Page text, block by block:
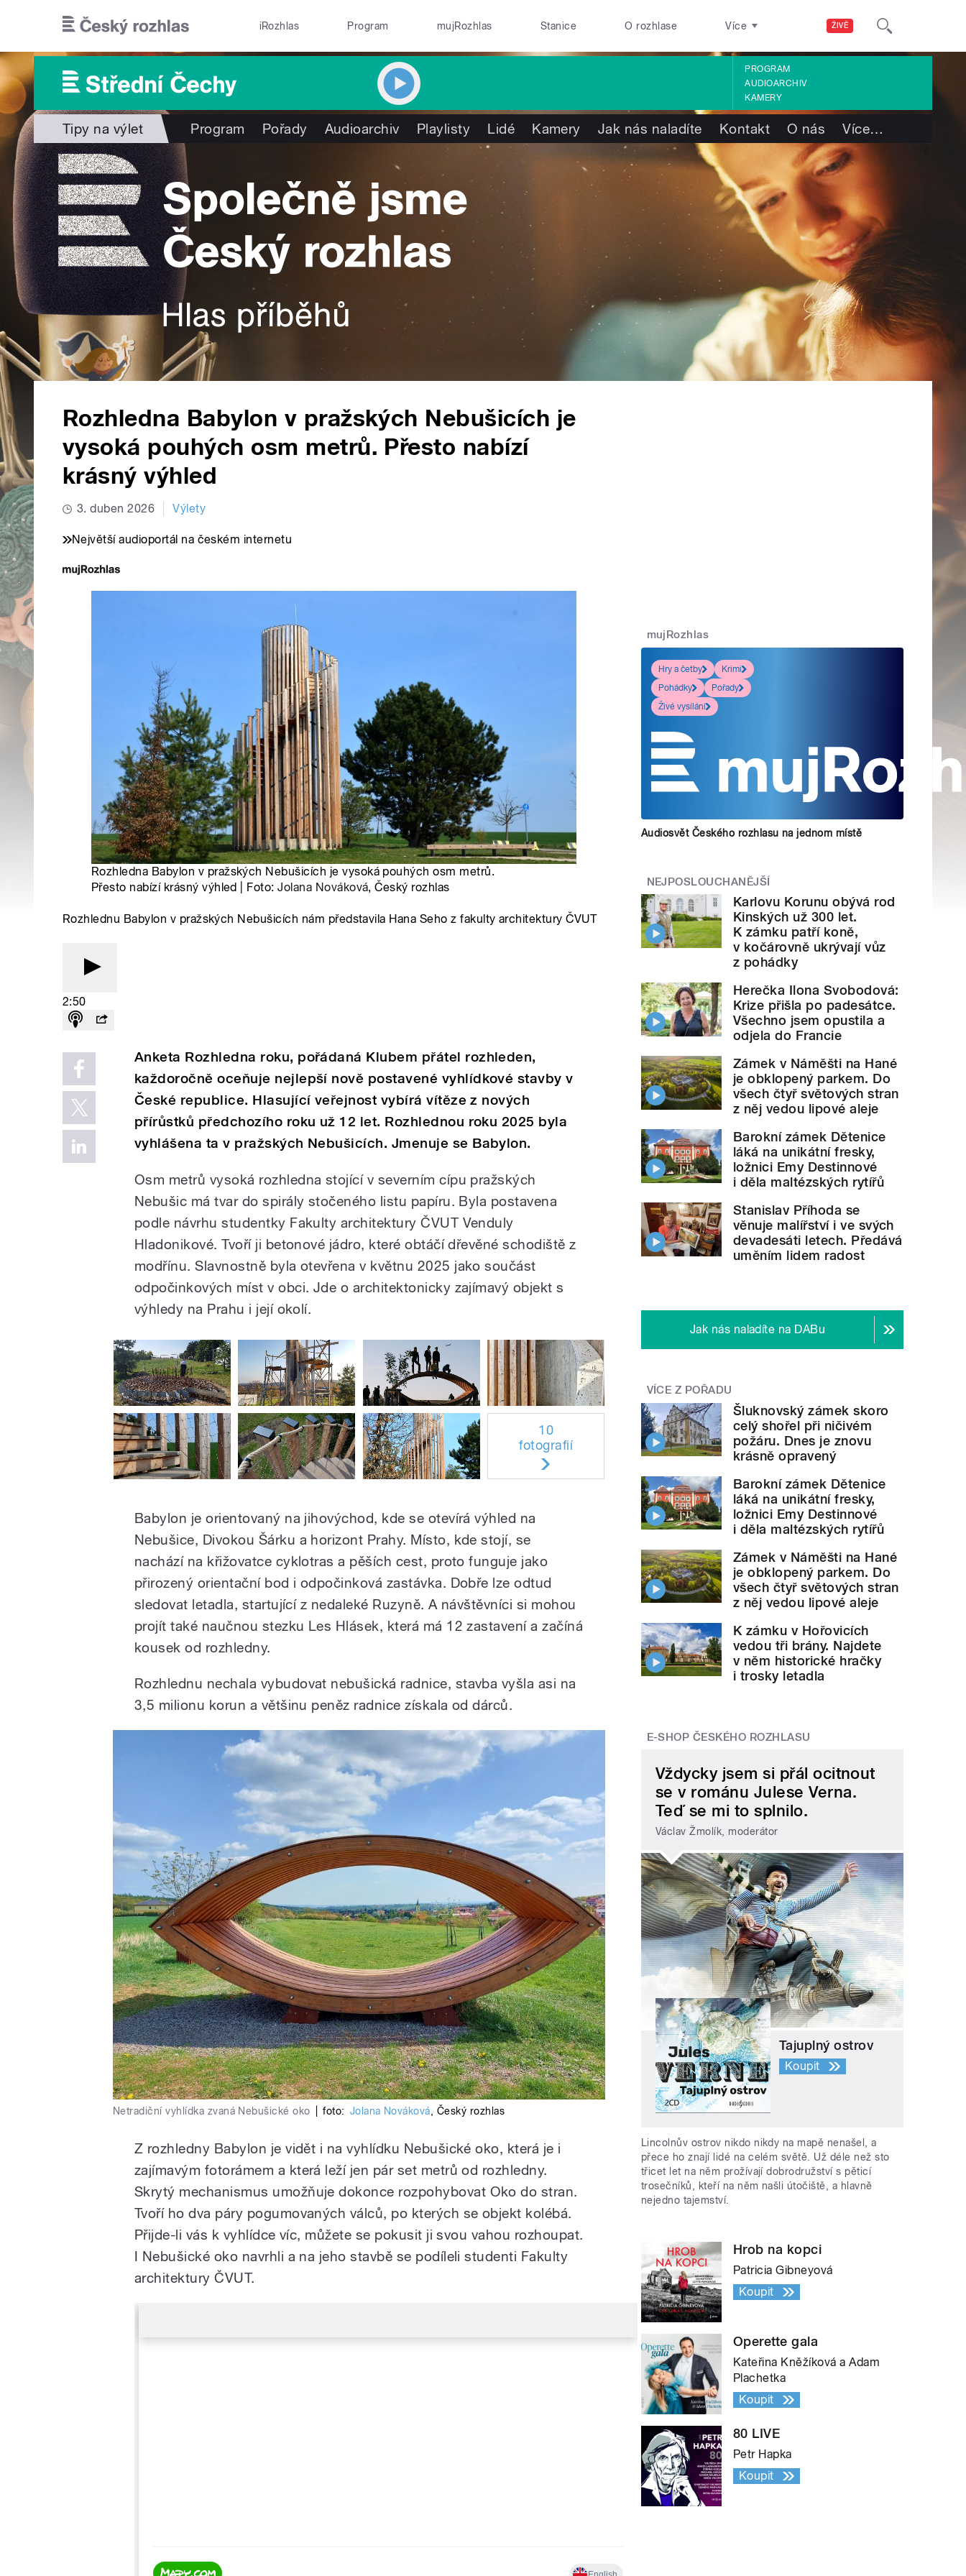
ŽIVĚ
iRozhlas Program mujRozhlas Stanice O rozhlase Více
PROGRAM
AUDIOARCHIV
KAMERY
Tipy na výlet Program Pořady Audioarchiv Playlisty Lidé Kamery Jak nás naladíte Kontakt O nás Více…
Rozhledna Babylon v pražských Nebušicích je
vysoká pouhých osm metrů. Přesto nabízí
krásný výhled
3. duben 2026 Výlety
Největší audioportál na českém internetu
Rozhledna Babylon v pražských Nebušicích je vysoká pouhých osm metrů.
Přesto nabízí krásný výhled | Foto:Jolana Nováková, Český rozhlas
Rozhlednu Babylon v pražských Nebušicích nám představila Hana Seho z fakulty architektury ČVUT
2:50
Anketa Rozhledna roku, pořádaná Klubem přátel rozhleden,
každoročně oceňuje nejlepší nově postavené vyhlídkové stavby v
České republice. Hlasující veřejnost vybírá vítěze z nových
přírůstků předchozího roku už 12 let. Rozhlednou roku 2025 byla
vyhlášena ta v pražských Nebušicích. Jmenuje se Babylon.
Osm metrů vysoká rozhledna stojící v severním cípu pražských
Nebušic má tvar do spirály stočeného listu papíru. Byla postavena
podle návrhu studentky Fakulty architektury ČVUT Venduly
Hladonikové. Tvoří ji betonové jádro, které obtáčí dřevěné schodiště z
modřínu. Slavnostně byla otevřena v květnu 2025 jako součást
odpočinkových míst v obci. Jde o architektonicky zajímavý objekt s
výhledy na Prahu i její okolí.
10
fotografií
Babylon je orientovaný na jihovýchod, kde se otevírá výhled na
Nebušice, Divokou Šárku a horizont Prahy. Místo, kde stojí, se
nachází na křižovatce cyklotras a pěších cest, proto funguje jako
přirozený orientační bod i odpočinková zastávka. Dobře lze odtud
sledovat letadla, startující z nedaleké Ruzyně. A návštěvníci si mohou
projít také naučnou stezku Les Hlásek, která má 12 zastavení a začíná
kousek od rozhledny.
Rozhlednu nechala vybudovat nebušická radnice, stavba vyšla asi na
3,5 milionu korun a většinu peněz radnice získala od dárců.
Netradiční vyhlídka zvaná Nebušické oko foto: Jolana Nováková, Český rozhlas
Z rozhledny Babylon je vidět i na vyhlídku Nebušické oko, která je i
zajímavým fotorámem a která leží jen pár set metrů od rozhledny.
Skrytý mechanismus umožňuje dokonce rozpohybovat Oko do stran.
Tvoří ho dva páry pogumovaných válců, po kterých se objekt kolébá.
Přijde-li vás k vyhlídce víc, můžete se pokusit ji svou vahou rozhoupat.
I Nebušické oko navrhli a na jeho stavbě se podíleli studenti Fakulty
architektury ČVUT.
mujRozhlas
Hry a četby
Krimi
Pohádky
Pořady
Živé vysílání
Audiosvět Českého rozhlasu na jednom místě
NEJPOSLOUCHANĚJŠÍ
Karlovu Korunu obývá rod
Kinských už 300 let.
K zámku patří koně,
v kočárovně ukrývají vůz
z pohádky
Herečka Ilona Svobodová:
Krize přišla po padesátce.
Všechno jsem opustila a
odjela do Francie
Zámek v Náměšti na Hané
je obklopený parkem. Do
všech čtyř světových stran
z něj vedou lipové aleje
Barokní zámek Dětenice
láká na unikátní fresky,
ložnici Emy Destinnové
i děla maltézských rytířů
Stanislav Příhoda se
věnuje malířství i ve svých
devadesáti letech. Předává
uměním lidem radost
Jak nás naladíte na DABu
VÍCE Z POŘADU
Šluknovský zámek skoro
celý shořel při ničivém
požáru. Dnes je znovu
krásně opravený
Barokní zámek Dětenice
láká na unikátní fresky,
ložnici Emy Destinnové
i děla maltézských rytířů
Zámek v Náměšti na Hané
je obklopený parkem. Do
všech čtyř světových stran
z něj vedou lipové aleje
K zámku v Hořovicích
vedou tři brány. Najdete
v něm historické hračky
i trosky letadla
E-SHOP ČESKÉHO ROZHLASU
Vždycky jsem si přál ocitnout
se v románu Julese Verna.
Teď se mi to splnilo.
Václav Žmolík, moderátor
Tajuplný ostrov
Koupit
Lincolnův ostrov nikdo nikdy na mapě nenašel, a
přece ho znají lidé na celém světě. Už déle než sto
třicet let na něm prožívají dobrodružství s pěticí
trosečníků, kteří na něm našli útočiště, a hlavně
nejedno tajemství.
Hrob na kopci
Patricia Gibneyová
Koupit
Operette gala
Kateřina Kněžíková a Adam
Plachetka
Koupit
80 LIVE
Petr Hapka
Koupit